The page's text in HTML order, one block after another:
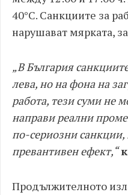
40°C. Санкциите за
нарушават мярката,
„В България
лева, но на фона на
работа, тези суми не
направи реални
по-сериозни санкции,
превантивен ефект,“
Продължителното